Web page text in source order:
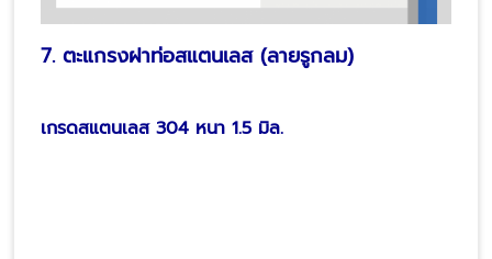
7. ตะแกรงฝาท่อสแตนเลส (ลายรูกลม)
เกรดสแตนเลส 304 หนา 1.5 มิล.